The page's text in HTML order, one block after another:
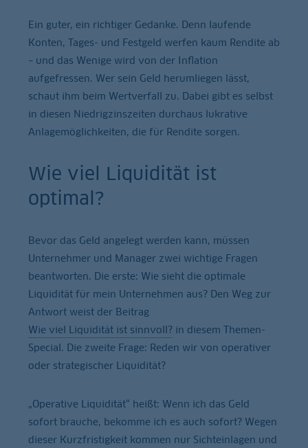
Ein guter, ein richtiger Gedanke. Denn laufende
Konten, Tages- und Festgeld werfen kaum Rendite ab
– und das Wenige wird von der Inflation
aufgefressen. Wer sein Geld herumliegen lässt,
schaut ihm beim Wertverfall zu. Dabei gibt es selbst
in diesen Niedrigzinszeiten durchaus lukrative
Anlagemöglichkeiten, die für Rendite sorgen.
Wie viel Liquidität ist
optimal?
Bevor das Geld angelegt werden kann, müssen
Unternehmer und Manager zwei wichtige Fragen
beantworten. Die erste: Wie sieht die optimale
Liquidität für mein Unternehmen aus? Den Weg zur
Antwort weist der Beitrag
Wie viel Liquidität ist sinnvoll? in diesem Themen-
Special. Die zweite Frage: Reden wir von operativer
oder strategischer Liquidität?
„Operative Liquidität“ heißt: Wenn ich das Geld
sofort brauche, bekomme ich es auch sofort? Wegen
dieser Kurzfristigkeit kommen nur Sichteinlagen und